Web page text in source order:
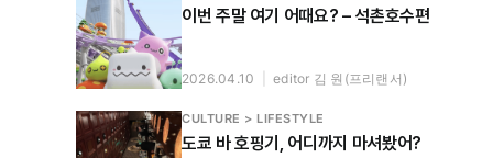
이번 주말 여기 어때요? – 석촌호수편
2026.04.10 editor 김 원(프리랜서)
CULTURE > LIFESTYLE
도쿄 바 호핑기, 어디까지 마셔봤어?